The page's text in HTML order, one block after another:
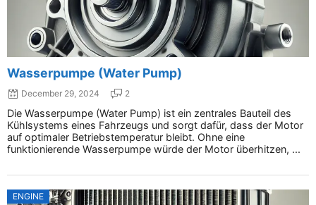
Wasserpumpe (Water Pump)
December 29, 2024 2
Die Wasserpumpe (Water Pump) ist ein zentrales Bauteil des
Kühlsystems eines Fahrzeugs und sorgt dafür, dass der Motor
auf optimaler Betriebstemperatur bleibt. Ohne eine
funktionierende Wasserpumpe würde der Motor überhitzen, ...
ENGINE